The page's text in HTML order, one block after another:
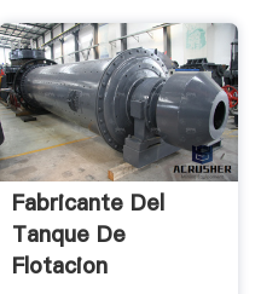
Fabricante Del
Tanque De
Flotacion